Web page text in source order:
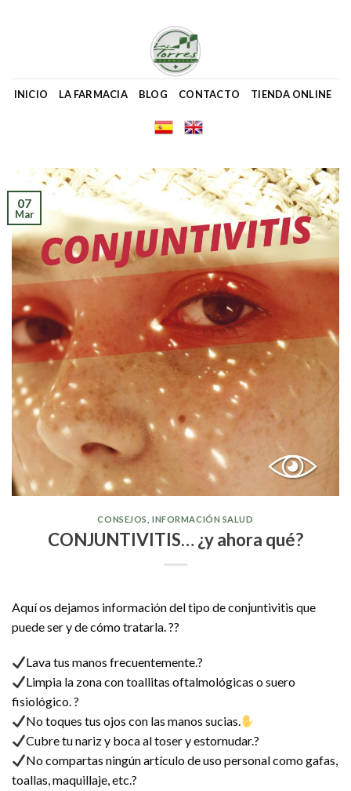
INICIO LA FARMACIA BLOG CONTACTO TIENDA ONLINE
07
Mar
CONSEJOS ,INFORMACIÓN SALUD
CONJUNTIVITIS… ¿y ahora qué?
Aquí os dejamos información del tipo de conjuntivitis que
puede ser y de cómo tratarla. ??
Lava tus manos frecuentemente.?
Limpia la zona con toallitas oftalmológicas o suero
fisiológico. ?
No toques tus ojos con las manos sucias.
Cubre tu nariz y boca al toser y estornudar.?
No compartas ningún artículo de uso personal como gafas,
toallas, maquillaje, etc.?